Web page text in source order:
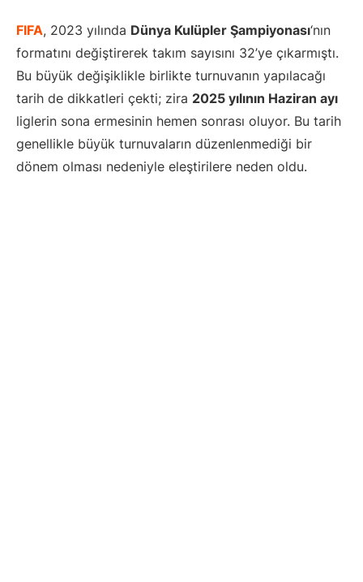
FIFA, 2023 yılında Dünya Kulüpler Şampiyonası‘nın
formatını değiştirerek takım sayısını 32’ye çıkarmıştı.
Bu büyük değişiklikle birlikte turnuvanın yapılacağı
tarih de dikkatleri çekti; zira 2025 yılının Haziran ayı
liglerin sona ermesinin hemen sonrası oluyor. Bu tarih
genellikle büyük turnuvaların düzenlenmediği bir
dönem olması nedeniyle eleştirilere neden oldu.